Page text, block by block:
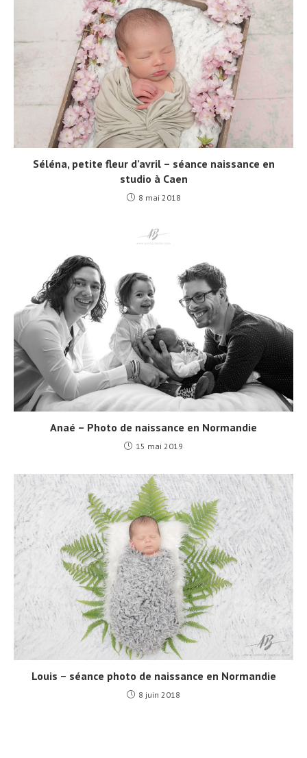
Séléna, petite fleur d’avril – séance naissance en
studio à Caen
8 mai 2018
Anaé – Photo de naissance en Normandie
15 mai 2019
Louis – séance photo de naissance en Normandie
8 juin 2018